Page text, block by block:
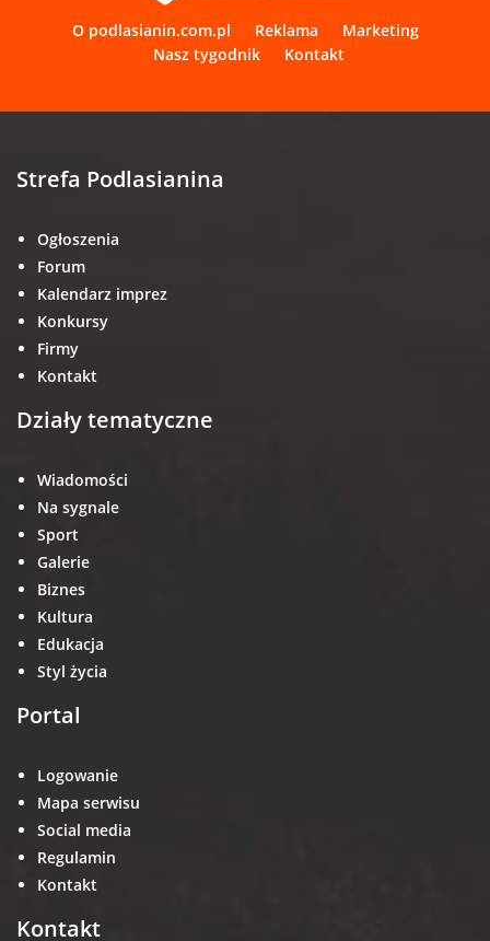
O podlasianin.com.pl Reklama
Marketing
Nasz tygodnik
Kontakt
Strefa Podlasianina
Ogłoszenia
Forum
Kalendarz imprez
Konkursy
Firmy
Kontakt
Działy tematyczne
Wiadomości
Na sygnale
Sport
Galerie
Biznes
Kultura
Edukacja
Styl życia
Portal
Logowanie
Mapa serwisu
Social media
Regulamin
Kontakt
Kontakt